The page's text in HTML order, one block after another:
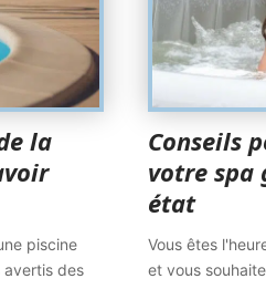
la
piscine
avertis des
Conseils
votre
état
Vous êtes
et vous